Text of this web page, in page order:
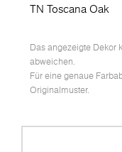
TN Toscana Oak
Das angezeigte Dekor
abweichen.
Für eine genaue
Originalmuster.